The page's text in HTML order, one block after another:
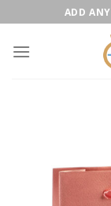
to
content
ADD